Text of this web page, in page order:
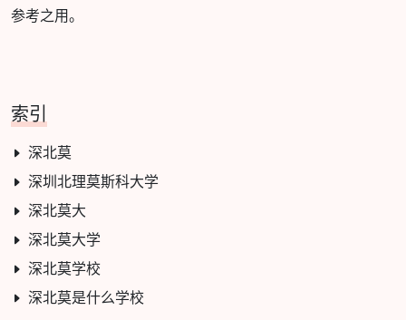
参考之用。
索引
深北莫
深圳北理莫斯科大学
深北莫大
深北莫大学
深北莫学校
深北莫是什么学校